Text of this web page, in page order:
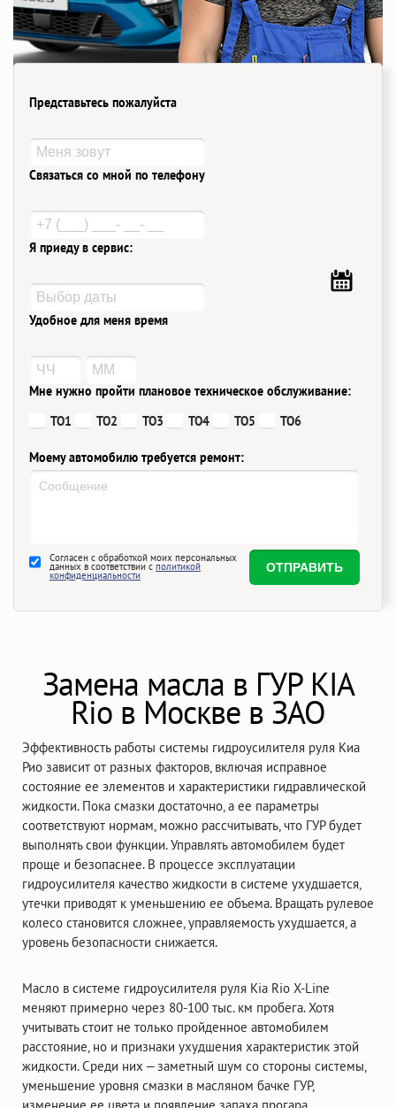
Представьтесь пожалуйста
Связаться со мной по телефону
Я приеду в сервис:
Удобное для меня время
Мне нужно пройти плановое техническое обслуживание:
ТО1
ТО2 ТО3 ТО4 ТО5 ТО6
Моему автомобилю требуется ремонт:
Согласен с обработкой моих персональных
данных в соответствии с политикой
конфиденциальности
Замена масла в ГУР KIA
Rio в Москве в ЗАО
Эффективность работы системы гидроусилителя руля Киа
Рио зависит от разных факторов, включая исправное
состояние ее элементов и характеристики гидравлической
жидкости. Пока смазки достаточно, а ее параметры
соответствуют нормам, можно рассчитывать, что ГУР будет
выполнять свои функции. Управлять автомобилем будет
проще и безопаснее. В процессе эксплуатации
гидроусилителя качество жидкости в системе ухудшается,
утечки приводят к уменьшению ее объема. Вращать рулевое
колесо становится сложнее, управляемость ухудшается, а
уровень безопасности снижается.
Масло в системе гидроусилителя руля Kia Rio X-Line
меняют примерно через 80-100 тыс. км пробега. Хотя
учитывать стоит не только пройденное автомобилем
расстояние, но и признаки ухудшения характеристик этой
жидкости. Среди них – заметный шум со стороны системы,
уменьшение уровня смазки в масляном бачке ГУР,